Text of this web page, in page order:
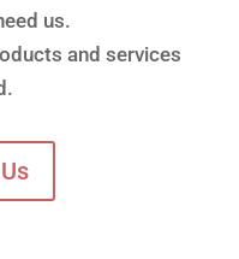
us.
and services